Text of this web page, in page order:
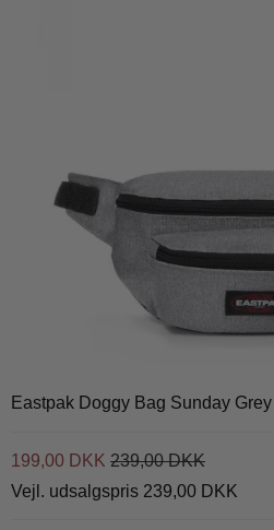
Eastpak Doggy Bag Sunday
199,00 DKK 239,00 DKK
Vejl. udsalgspris 239,00 DKK